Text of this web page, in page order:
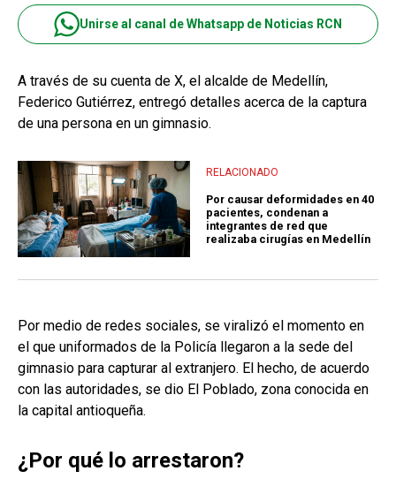
Unirse al canal de Whatsapp de Noticias RCN
A través de su cuenta de X, el alcalde de Medellín,
Federico Gutiérrez, entregó detalles acerca de la captura
de una persona en un gimnasio.
RELACIONADO
Por causar deformidades en 40
pacientes, condenan a
integrantes de red que
realizaba cirugías en Medellín
Por medio de redes sociales, se viralizó el momento en
el que uniformados de la Policía llegaron a la sede del
gimnasio para capturar al extranjero. El hecho, de acuerdo
con las autoridades, se dio El Poblado, zona conocida en
la capital antioqueña.
¿Por qué lo arrestaron?